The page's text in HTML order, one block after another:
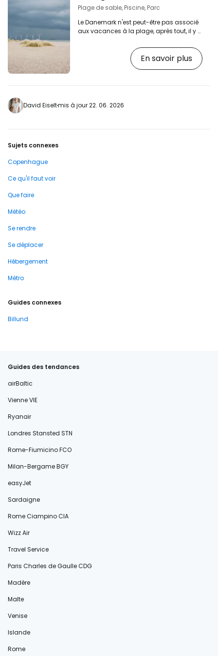
bord de l'eau Le vaste…
Plage de sable, Piscine, Parc
Le Danemark n'est peut-être pas associé
aux vacances à la plage, après tout, il y a
et la mer du Nord ne parvient même pas
à se réchauffer complètement pendant
strand] Néanmoins, à Copenhague,
visitez le magnifique Amager Strandpark,
En savoir plus
David Eiseltmis à jour 22. 06. 2026
Sujets connexes
Copenhague
Ce qu'il faut voir
Que faire
Météo
Se rendre
Se déplacer
Hébergement
Métro
Guides connexes
Billund
Guides des tendances
airBaltic
Vienne VIE
Ryanair
Londres Stansted STN
Rome-Fiumicino FCO
Milan-Bergame BGY
easyJet
Sardaigne
Rome Ciampino CIA
Wizz Air
Travel Service
Paris Charles de Gaulle CDG
Madère
Malte
Venise
Islande
Rome